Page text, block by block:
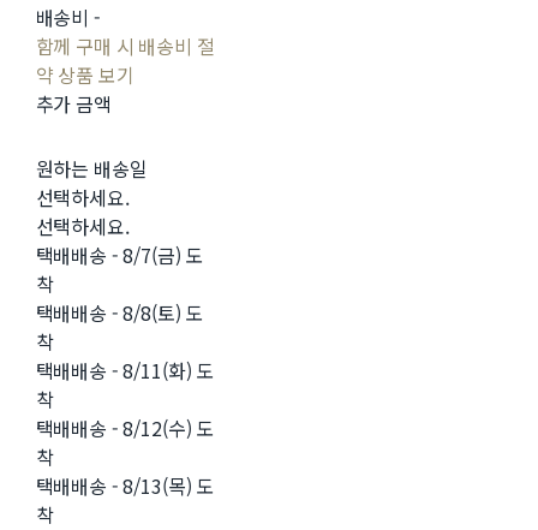
배송비 -
함께 구매 시 배송비 절
약 상품 보기
추가 금액
원하는 배송일
선택하세요.
선택하세요.
택배배송 - 8/7(금) 도
착
택배배송 - 8/8(토) 도
착
택배배송 - 8/11(화) 도
착
택배배송 - 8/12(수) 도
착
택배배송 - 8/13(목) 도
착